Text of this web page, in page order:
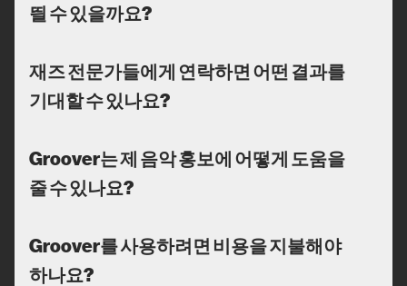
띌 수 있을까요?
재즈 전문가들에게 연락하면 어떤 결과를
기대할 수 있나요?
Groover는 제 음악 홍보에 어떻게 도움을
줄 수 있나요?
Groover를 사용하려면 비용을 지불해야
하나요?